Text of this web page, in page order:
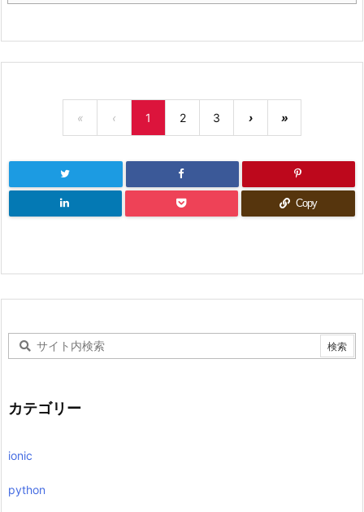
« ‹ 1 2 3 › »
Copy
カテゴリー
ionic
python